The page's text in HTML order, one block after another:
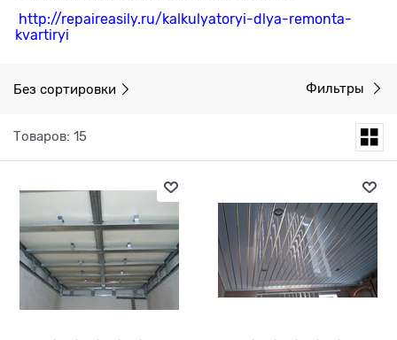
http://repaireasily.ru/kalkulyatoryi-dlya-remonta-
kvartiryi
Без сортировки Фильтры
Товаров: 15